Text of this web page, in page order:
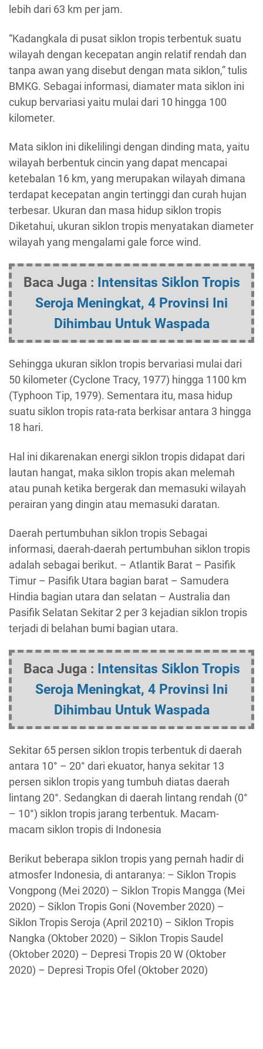
lebih dari 63 km per jam.
“Kadangkala di pusat siklon tropis terbentuk suatu
wilayah dengan kecepatan angin relatif rendah dan
tanpa awan yang disebut dengan mata siklon,” tulis
BMKG. Sebagai informasi, diamater mata siklon ini
cukup bervariasi yaitu mulai dari 10 hingga 100
kilometer.
Mata siklon ini dikelilingi dengan dinding mata, yaitu
wilayah berbentuk cincin yang dapat mencapai
ketebalan 16 km, yang merupakan wilayah dimana
terdapat kecepatan angin tertinggi dan curah hujan
terbesar. Ukuran dan masa hidup siklon tropis
Diketahui, ukuran siklon tropis menyatakan diameter
wilayah yang mengalami gale force wind.
Baca Juga : Intensitas Siklon Tropis
Seroja Meningkat, 4 Provinsi Ini
Dihimbau Untuk Waspada
Sehingga ukuran siklon tropis bervariasi mulai dari
50 kilometer (Cyclone Tracy, 1977) hingga 1100 km
(Typhoon Tip, 1979). Sementara itu, masa hidup
suatu siklon tropis rata-rata berkisar antara 3 hingga
18 hari.
Hal ini dikarenakan energi siklon tropis didapat dari
lautan hangat, maka siklon tropis akan melemah
atau punah ketika bergerak dan memasuki wilayah
perairan yang dingin atau memasuki daratan.
Daerah pertumbuhan siklon tropis Sebagai
informasi, daerah-daerah pertumbuhan siklon tropis
adalah sebagai berikut. – Atlantik Barat – Pasifik
Timur – Pasifik Utara bagian barat – Samudera
Hindia bagian utara dan selatan – Australia dan
Pasifik Selatan Sekitar 2 per 3 kejadian siklon tropis
terjadi di belahan bumi bagian utara.
Baca Juga : Intensitas Siklon Tropis
Seroja Meningkat, 4 Provinsi Ini
Dihimbau Untuk Waspada
Sekitar 65 persen siklon tropis terbentuk di daerah
antara 10° – 20° dari ekuator, hanya sekitar 13
persen siklon tropis yang tumbuh diatas daerah
lintang 20°. Sedangkan di daerah lintang rendah (0°
– 10°) siklon tropis jarang terbentuk. Macam-
macam siklon tropis di Indonesia
Berikut beberapa siklon tropis yang pernah hadir di
atmosfer Indonesia, di antaranya: – Siklon Tropis
Vongpong (Mei 2020) – Siklon Tropis Mangga (Mei
2020) – Siklon Tropis Goni (November 2020) –
Siklon Tropis Seroja (April 20210) – Siklon Tropis
Nangka (Oktober 2020) – Siklon Tropis Saudel
(Oktober 2020) – Depresi Tropis 20 W (Oktober
2020) – Depresi Tropis Ofel (Oktober 2020)